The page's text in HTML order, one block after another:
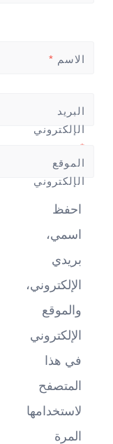
الاسم *
البريد
الإلكتروني
*
الموقع
الإلكتروني
احفظ
اسمي،
بريدي
الإلكتروني،
والموقع
الإلكتروني
في هذا
المتصفح
لاستخدامها
المرة